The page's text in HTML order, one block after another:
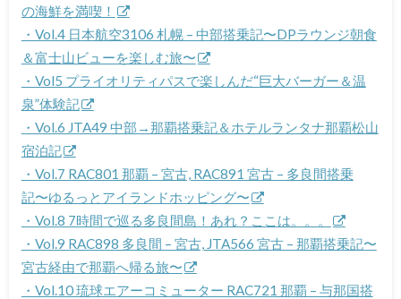
の海鮮を満喫！
・Vol.4 日本航空3106 札幌 – 中部搭乗記〜DPラウンジ朝食
＆富士山ビューを楽しむ旅〜
・Vol5 プライオリティパスで楽しんだ“巨大バーガー＆温
泉”体験記
・Vol.6 JTA49 中部→那覇搭乗記＆ホテルランタナ那覇松山
宿泊記
・Vol.7 RAC801 那覇 – 宮古, RAC891 宮古 – 多良間搭乗
記〜ゆるっとアイランドホッピング〜
・Vol.8 7時間で巡る多良間島！あれ？ここは。。。
・Vol.9 RAC898 多良間 – 宮古, JTA566 宮古 – 那覇搭乗記〜
宮古経由で那覇へ帰る旅〜
・Vol.10 琉球エアーコミューター RAC721 那覇 – 与那国搭